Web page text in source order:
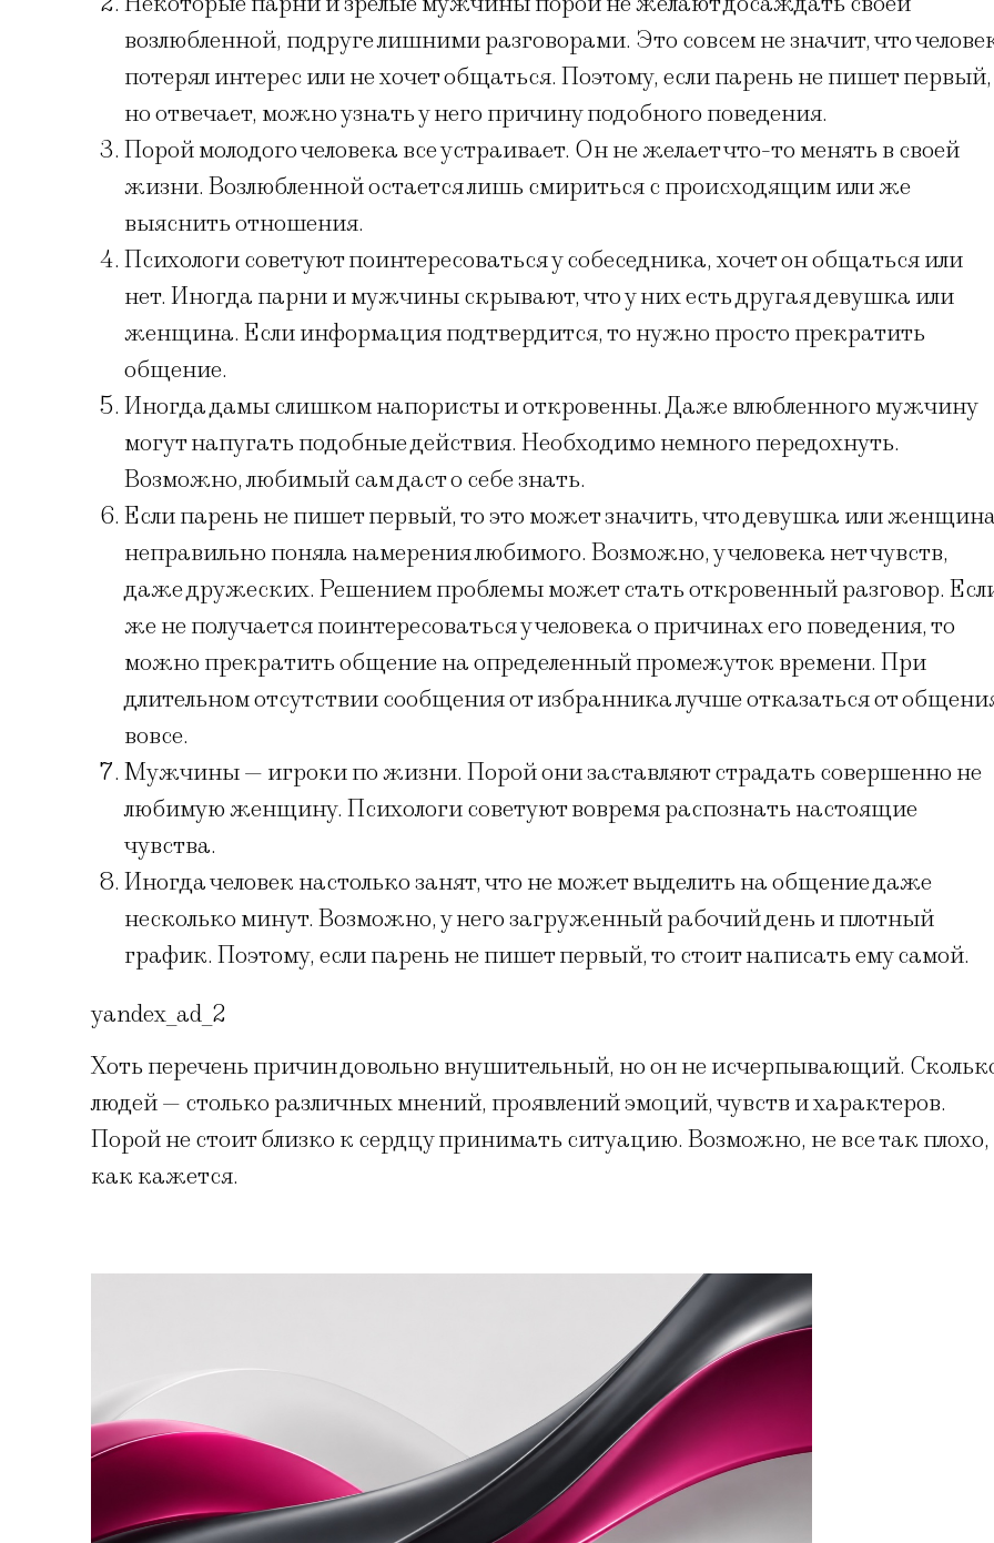
возлюбленной, подруге лишними разговорами. Это совсем не значит, что
потерял интерес или не хочет общаться. Поэтому, если парень не пишет первый,
но отвечает, можно узнать у него причину подобного поведения.
Порой молодого человека все устраивает. Он не желает что-то менять в своей
жизни. Возлюбленной остается лишь смириться с происходящим или же
выяснить отношения.
Психологи советуют поинтересоваться у собеседника, хочет он общаться или
нет. Иногда парни и мужчины скрывают, что у них есть другая девушка или
женщина. Если информация подтвердится, то нужно просто прекратить
общение.
Иногда дамы слишком напористы и откровенны. Даже влюбленного мужчину
могут напугать подобные действия. Необходимо немного передохнуть.
Возможно, любимый сам даст о себе знать.
Если парень не пишет первый, то это может значить, что девушка или
неправильно поняла намерения любимого. Возможно, у человека нет чувств,
даже дружеских. Решением проблемы может стать откровенный разговор.
же не получается поинтересоваться у человека о причинах его поведения, то
можно прекратить общение на определенный промежуток времени. При
длительном отсутствии сообщения от избранника лучше отказаться от
вовсе.
Мужчины — игроки по жизни. Порой они заставляют страдать совершенно не
любимую женщину. Психологи советуют вовремя распознать настоящие
чувства.
Иногда человек настолько занят, что не может выделить на общение даже
несколько минут. Возможно, у него загруженный рабочий день и плотный
график. Поэтому, если парень не пишет первый, то стоит написать ему самой.
yandex_ad_2
Хоть перечень причин довольно внушительный, но он не исчерпывающий.
людей — столько различных мнений, проявлений эмоций, чувств и характеров.
Порой не стоит близко к сердцу принимать ситуацию. Возможно, не все так плохо,
как кажется.